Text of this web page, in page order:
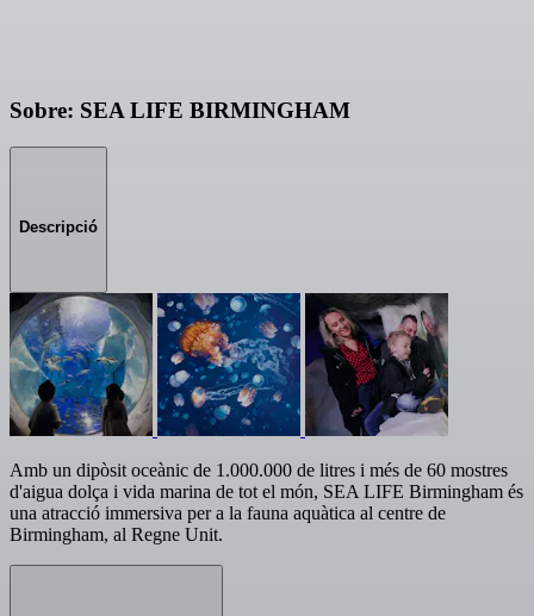
Sobre: SEA LIFE BIRMINGHAM
Descripció
Amb un dipòsit oceànic de 1.000.000 de litres i més de 60 mostres
d'aigua dolça i vida marina de tot el món, SEA LIFE Birmingham és
una atracció immersiva per a la fauna aquàtica al centre de
Birmingham, al Regne Unit.